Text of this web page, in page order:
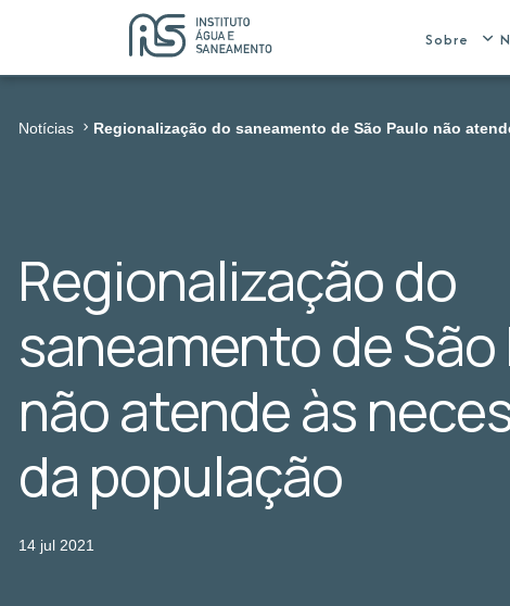
Sobre
Notícias Regionalização do saneamento de São Paulo não
Regionalização do
saneamento de São
não atende às
da população
14 jul 2021